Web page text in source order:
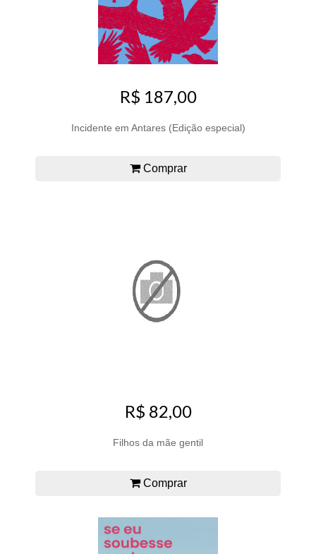
R$ 187,00
Incidente em Antares (Edição especial)
Comprar
R$ 82,00
Filhos da mãe gentil
Comprar